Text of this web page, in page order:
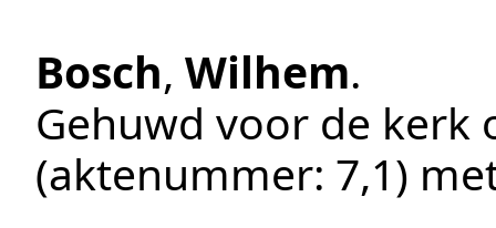
Bosch, Wilhem.
Gehuwd voor de kerk
(aktenummer: 7,1)